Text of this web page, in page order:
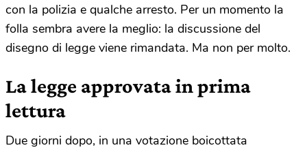
con la polizia e qualche arresto. Per un momento la
folla sembra avere la meglio: la discussione del
disegno di legge viene rimandata. Ma non per molto.
La legge approvata in prima
lettura
Due giorni dopo, in una votazione boicottata